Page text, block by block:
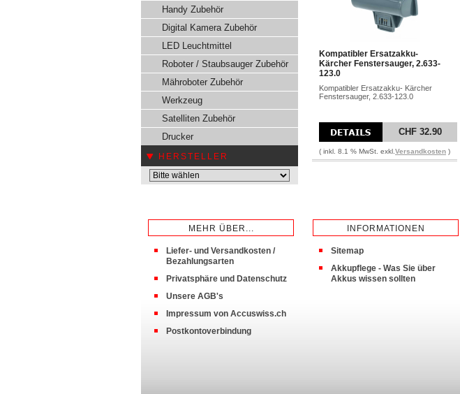
Handy Zubehör
Digital Kamera Zubehör
LED Leuchtmittel
Roboter / Staubsauger Zubehör
Mähroboter Zubehör
Werkzeug
Satelliten Zubehör
Drucker
HERSTELLER
Kompatibler Ersatzakku-
Kärcher Fenstersauger, 2.633-
123.0
Kompatibler Ersatzakku- Kärcher
Fenstersauger, 2.633-123.0
CHF 32.90
( inkl. 8.1 % MwSt. exkl. Versandkosten )
MEHR ÜBER...
Liefer- und Versandkosten /
Bezahlungsarten
Privatsphäre und Datenschutz
Unsere AGB's
Impressum von Accuswiss.ch
Postkontoverbindung
INFORMATIONEN
Sitemap
Akkupflege - Was Sie über
Akkus wissen sollten